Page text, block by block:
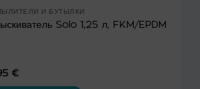
И БУТЫЛКИ
Solo 1,25 л, FKM/EPDM
€